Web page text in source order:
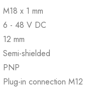
M18 x 1 mm
6 - 48 V DC
12 mm
Semi-shielded
PNP
Plug-in connection M12